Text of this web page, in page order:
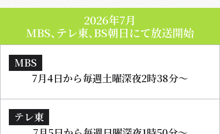
2026年7月
MBS、テレ東、BS朝日にて放送開始
MBS
7月4日から毎週土曜深夜2時38分～
テレ東